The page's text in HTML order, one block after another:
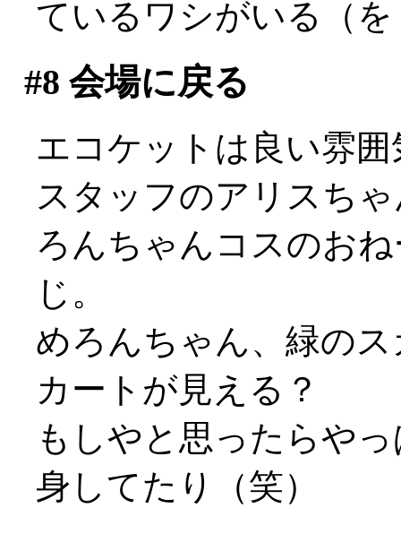
ているワシがいる（を
#8 会場に戻る
エコケットは良い雰
スタッフのアリスち
ろんちゃんコスのお
じ。
めろんちゃん、緑の
カートが見える？
もしやと思ったらや
身してたり（笑）